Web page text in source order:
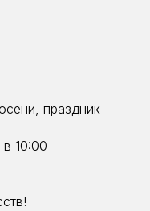
праздник
в 10:00